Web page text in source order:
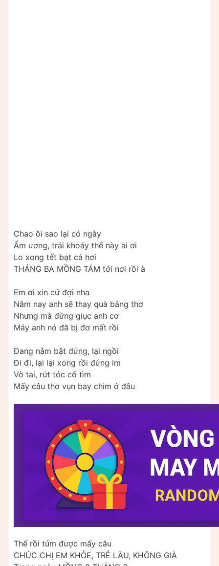
Chao ôi sao lại có ngày
Ẩm ương, trái khoáy thế này ai ơi
Lo xong tết bạt cả hơi
THÁNG BA MỒNG TÁM tới nơi rồi à
Em ơi xin cứ đợi nha
Năm nay anh sẽ thay quà bằng thơ
Nhưng mà đừng giục anh cơ
Máy anh nó đã bị đơ mất rồi
Đang nằm bật đứng, lại ngồi
Đi đi, lại lại xong rồi đứng im
Vò tai, rứt tóc cố tìm
Mấy câu thơ vụn bay chìm ở đâu
Thế rồi túm được mấy câu
CHÚC CHỊ EM KHỎE, TRẺ LÂU, KHÔNG GIÀ